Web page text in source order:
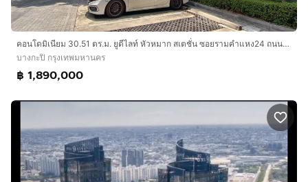
คอนโดมิเนียม 30.51 ตร.ม. ยูดีไลท์ หัวหมาก สเตชั่น ซอยรามคำแหง24 ถนนหัวหมาก ถนนศรีนครินทร์ เขตบางกะปิ กรุงเทพมหานคร
บางกะปิ กรุงเทพมหานคร
฿ 1,890,000